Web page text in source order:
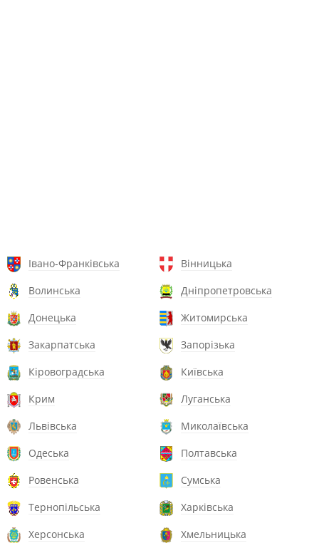
Івано-Франківська
Вінницька
Волинська
Дніпропетровська
Донецька
Житомирська
Закарпатська
Запорізька
Кіровоградська
Київська
Крим
Луганська
Львівська
Миколаївська
Одеська
Полтавська
Ровенська
Сумська
Тернопільська
Харківська
Херсонська
Хмельницька